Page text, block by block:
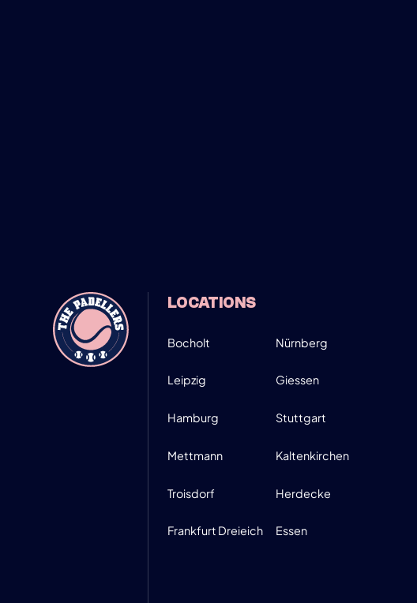
26
MARCH
LOCATIONS
Bocholt Nürnberg
Leipzig Giessen
Hamburg Stuttgart
Mettmann Kaltenkirchen
Troisdorf Herdecke
Frankfurt Dreieich Essen